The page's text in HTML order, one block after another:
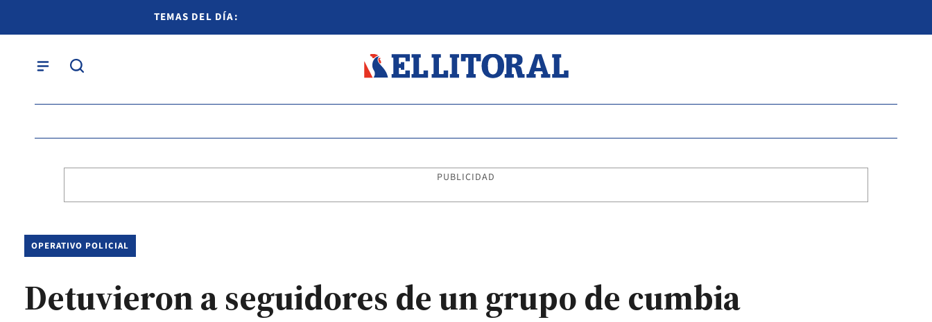
TEMAS DEL DÍA:
PUBLICIDAD
OPERATIVO POLICIAL
Detuvieron a seguidores de un grupo de cumbia